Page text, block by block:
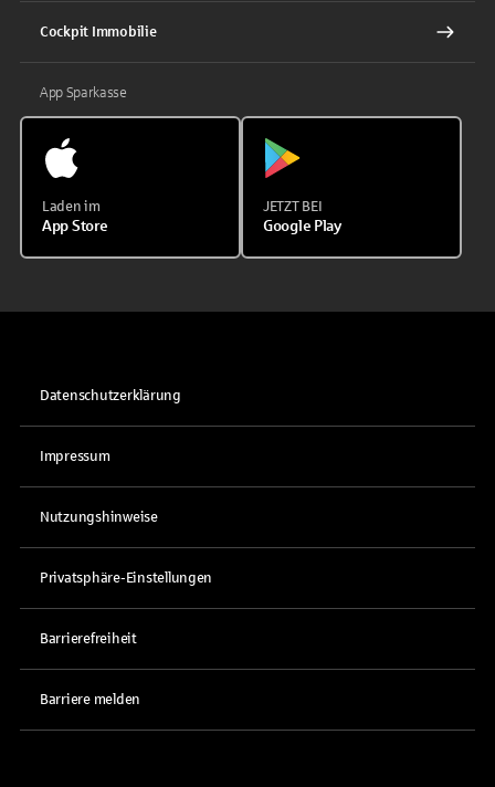
Cockpit Immobilie
App Sparkasse
Laden im
App Store
JETZT BEI
Google Play
Datenschutzerklärung
Impressum
Nutzungshinweise
Privatsphäre-Einstellungen
Barrierefreiheit
Barriere melden